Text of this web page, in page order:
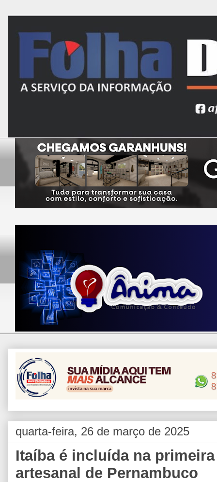
quarta-feira, 26 de março de 2025
Itaíba é incluída na
artesanal de Pernambuco